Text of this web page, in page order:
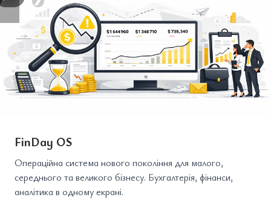
FinDay OS
Операційна система нового покоління для малого,
середнього та великого бізнесу. Бухгалтерія, фінанси,
аналітика в одному екрані.